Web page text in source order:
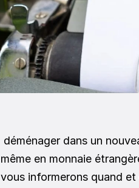
même en monnaie
vous informerons quand